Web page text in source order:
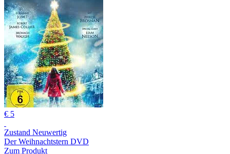
€ 5
Zustand Neuwertig
Der Weihnachtstern DVD
Zum Produkt